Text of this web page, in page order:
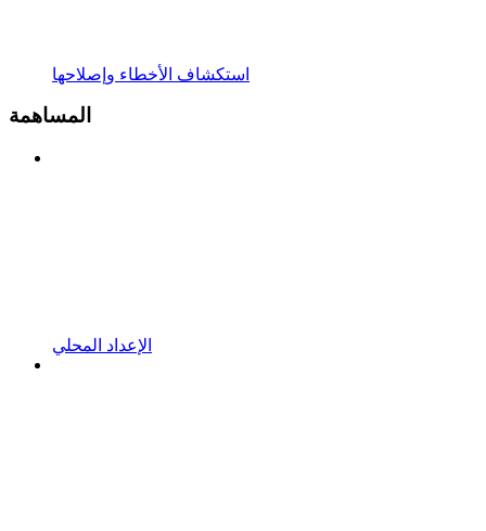
استكشاف الأخطاء وإصلاحها
المساهمة
الإعداد المحلي